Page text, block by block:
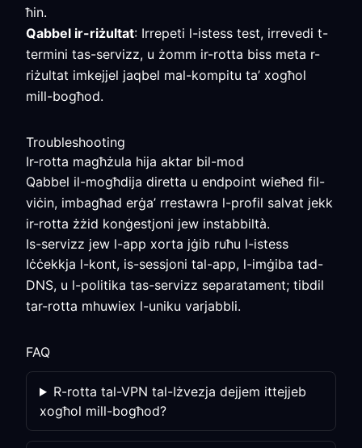
ħin.
Qabbel ir-riżultat: Irrepeti l-istess test, irrevedi t-
termini tas-servizz, u żomm ir-rotta biss meta r-
riżultat imkejjel jaqbel mal-kompitu ta’ xogħol
mill-bogħod.
Troubleshooting
Ir-rotta magħżula hija aktar bil-mod
Qabbel il-mogħdija diretta u endpoint wieħed fil-
viċin, imbagħad erġa’ rrestawra l-profil salvat jekk
ir-rotta żżid konġestjoni jew instabbiltà.
Is-servizz jew l-app xorta jġib ruħu l-istess
Iċċekkja l-kont, is-sessjoni tal-app, l-imġiba tad-
DNS, u l-politika tas-servizz separatament; tibdil
tar-rotta mhuwiex l-uniku varjabbli.
FAQ
R-rotta tal-VPN tal-Iżvezja dejjem ittejjeb
xogħol mill-bogħod?